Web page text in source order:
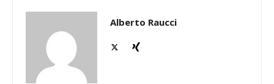
Alberto Raucci